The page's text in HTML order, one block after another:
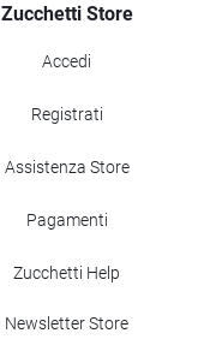
Zucchetti Store
Accedi
Registrati
Assistenza Store
Pagamenti
Zucchetti Help
Newsletter Store